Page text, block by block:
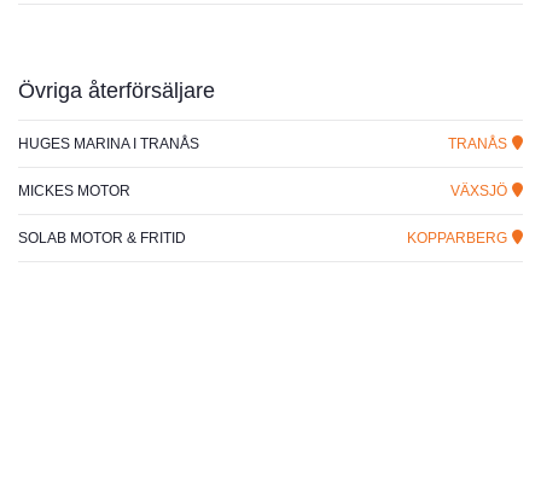
Övriga återförsäljare
HUGES MARINA I TRANÅS TRANÅS
MICKES MOTOR VÄXSJÖ
SOLAB MOTOR & FRITID KOPPARBERG